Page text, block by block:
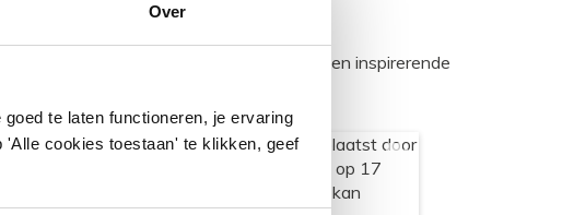
Over
te laten functioneren, je ervaring
'Alle cookies toestaan' te klikken, geef
@megadumpnl. Samen bouwen we een inspirerende